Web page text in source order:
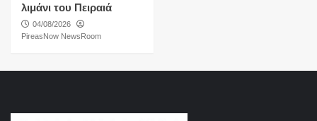
λιμάνι του Πειραιά
04/08/2026
PireasNow NewsRoom